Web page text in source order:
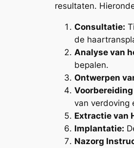
resultaten.
Consultatie:
de
Analyse van
bepalen.
Ontwerpen
van verdoving
Extractie van
Implantatie:
Nazorg